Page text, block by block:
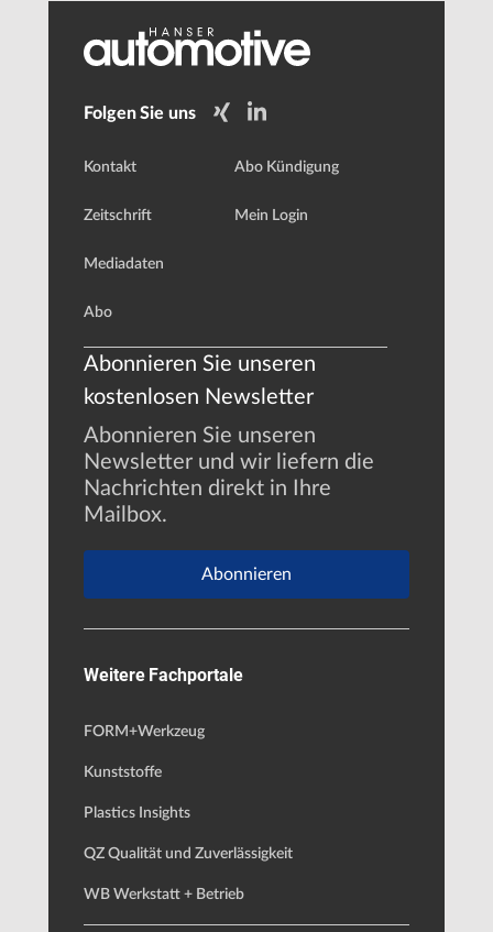
Folgen Sie uns
Kontakt
Zeitschrift
Mediadaten
Abo
Abo Kündigung
Mein Login
Abonnieren Sie unseren
kostenlosen Newsletter
Abonnieren Sie unseren
Newsletter und wir liefern die
Nachrichten direkt in Ihre
Mailbox.
Abonnieren
Weitere Fachportale
FORM+Werkzeug
Kunststoffe
Plastics Insights
QZ Qualität und Zuverlässigkeit
WB Werkstatt + Betrieb